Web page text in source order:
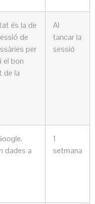
és la de
de
per
el bon
de la
Al
tancar la
sessió
dades a
1
setmana